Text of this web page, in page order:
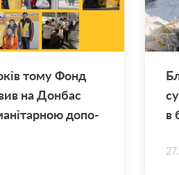
тому Фонд
на Дон­бас
до­по­
в